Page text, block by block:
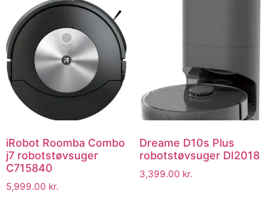
iRobot Roomba Combo
j7 robotstøvsuger
C715840
5,999.00 kr.
Dreame D10s Plus
robotstøvsuger DI2018
3,399.00 kr.